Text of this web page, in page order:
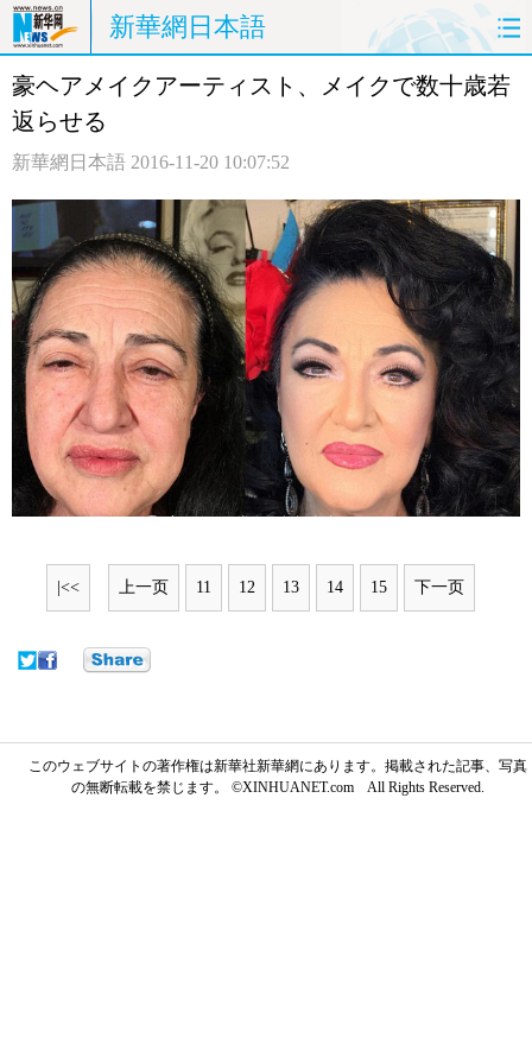
新華網日本語
ホームページ 政治 経済
観光 評論 写真
中日対訳
豪ヘアメイクアーティスト、メイクで数十歳若
返らせる
新華網日本語 2016-11-20 10:07:52
|<< 上一页 11 12 13 14 15 下一页
このウェブサイトの著作権は新華社新華網にあります。掲載された記事、写真
の無断転載を禁じます。 ©XINHUANET.com All Rights Reserved.